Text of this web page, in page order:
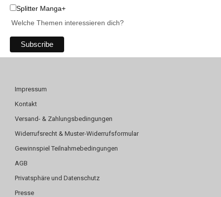
Splitter Manga+
Welche Themen interessieren dich?
Impressum
Kontakt
Versand- & Zahlungsbedingungen
Widerrufsrecht & Muster-Widerrufsformular
Gewinnspiel Teilnahmebedingungen
AGB
Privatsphäre und Datenschutz
Presse